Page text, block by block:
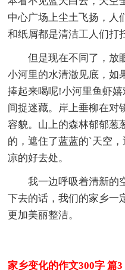
中心广场上尘土飞扬，人
和纸屑都是清洁工人们打
但是现在不同了，放
小河里的水清澈见底，如
捧起来喝呢!小河里鱼虾
间捉迷藏。岸上垂柳在对
容貌。山上的森林郁郁葱
的，遮住了蓝蓝的`天空
凉的好去处。
我一边呼吸着清新的
下去的话，我们的家乡一
更加美丽整洁。
家乡变化的作文300字 篇3